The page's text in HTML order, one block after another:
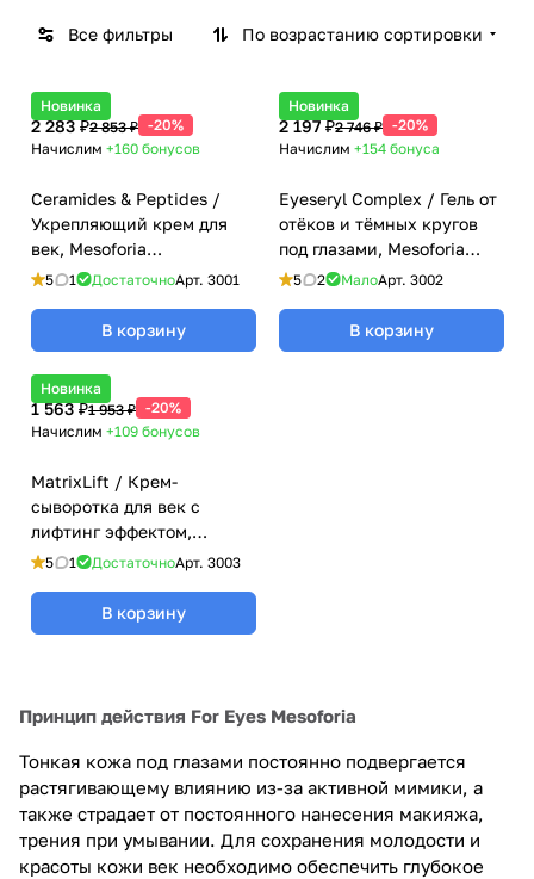
Все фильтры По возрастанию сортировки
Новинка
2 283 ₽2 853 ₽ -20%
Начислим +160 бонусов
Ceramides & Peptides /
Укрепляющий крем для
век, Mesoforia
(Мезофория) - 30 мл
5 1 ДостаточноАрт. 3001
В корзину
Новинка
2 197 ₽2 746 ₽ -20%
Начислим +154 бонуса
Eyeseryl Complex / Гель от
отёков и тёмных кругов
под глазами, Mesoforia
(Мезофория) - 30 мл
5 2 МалоАрт. 3002
В корзину
Новинка
1 563 ₽1 953 ₽ -20%
Начислим +109 бонусов
MatrixLift / Крем-
сыворотка для век с
лифтинг эффектом,
Mesoforia (Мезофория) - 30
5 1 ДостаточноАрт. 3003
В корзину
Принцип действия For Eyes Mesoforia
Тонкая кожа под глазами постоянно подвергается
растягивающему влиянию из-за активной мимики, а
также страдает от постоянного нанесения макияжа,
трения при умывании. Для сохранения молодости и
красоты кожи век необходимо обеспечить глубокое